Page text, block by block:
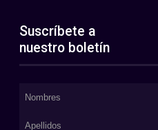
Suscríbete a
nuestro boletín